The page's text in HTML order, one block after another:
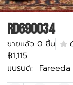
RD690034
ขายแล้ว 0 ชิ้น
฿1,115
แบรนด์: